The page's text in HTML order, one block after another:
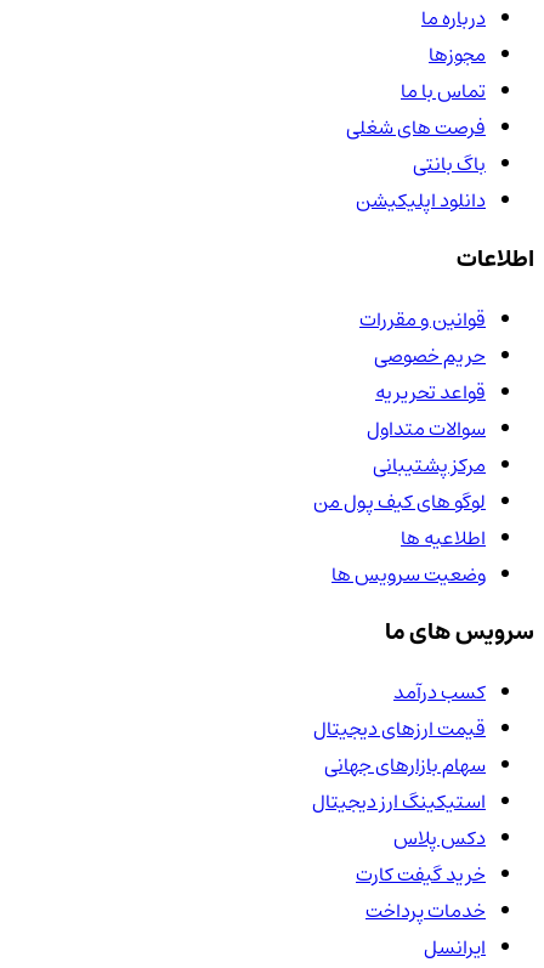
درباره ما
مجوزها
تماس با ما
فرصت های شغلی
باگ بانتی
دانلود اپلیکیشن
اطلاعات
قوانین و مقررات
حریم خصوصی
قواعد تحریریه
سوالات متداول
مرکز پشتیبانی
لوگو های کیف پول من
اطلاعیه ها
وضعیت سرویس ها
سرویس های ما
کسب درآمد
قیمت ارزهای دیجیتال
سهام بازارهای جهانی
استیکینگ ارز دیجیتال
دکس پلاس
خرید گیفت کارت
خدمات پرداخت
ایرانسل